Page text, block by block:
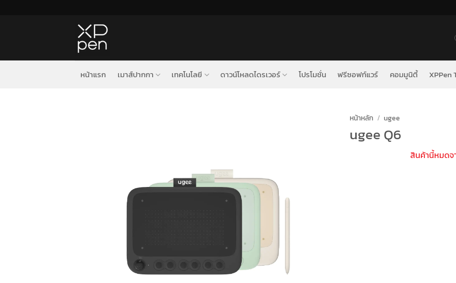
หน้าแรก เมาส์ปากกา เทคโนโลยี ดาวน์โหลดไดรเวอร์ โปรโมชั่น ฟรีซอฟท์แวร์ คอมมูนิตี้ XPPen
หน้าหลัก / ugee
ugee Q6
สินค้านี้หมดจ